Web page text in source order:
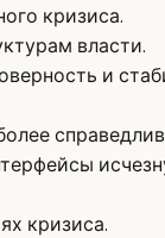
кризиса.
власти.
и
кризиса.